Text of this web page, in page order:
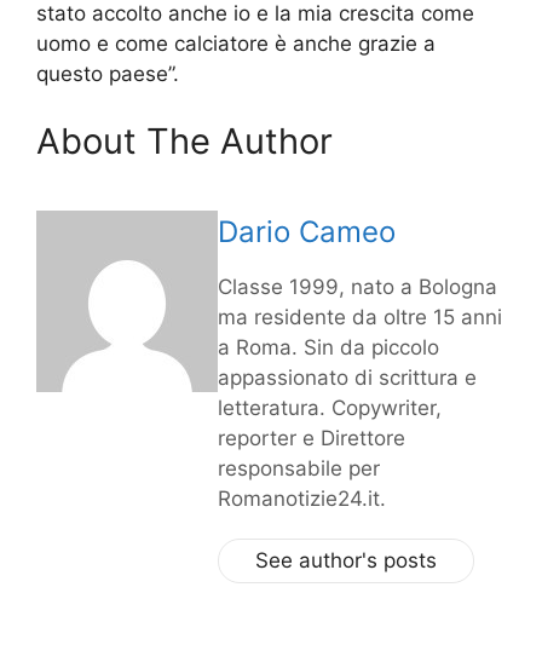
stato accolto anche io e la mia crescita come
uomo e come calciatore è anche grazie a
questo paese”.
About The Author
Dario Cameo
Classe 1999, nato a Bologna
ma residente da oltre 15 anni
a Roma. Sin da piccolo
appassionato di scrittura e
letteratura. Copywriter,
reporter e Direttore
responsabile per
Romanotizie24.it.
See author's posts